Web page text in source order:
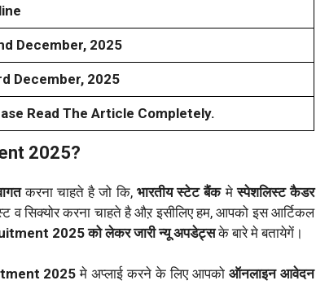
December, 2025
December, 2025
Read The Article Completely.
2025?
करना चाहते है जो कि,भारतीय स्टेट बैंकमेस्पेशलिस्ट कैडर
सिक्योर करना चाहते है औऱ इसीलिए हम, आपको इस आर्टिकल
2025को लेकर जारी न्यू अपडेट्सके बारे मे बतायेगें।
2025मे अप्लाई करने के लिए आपकोऑनलाइन आवेदन